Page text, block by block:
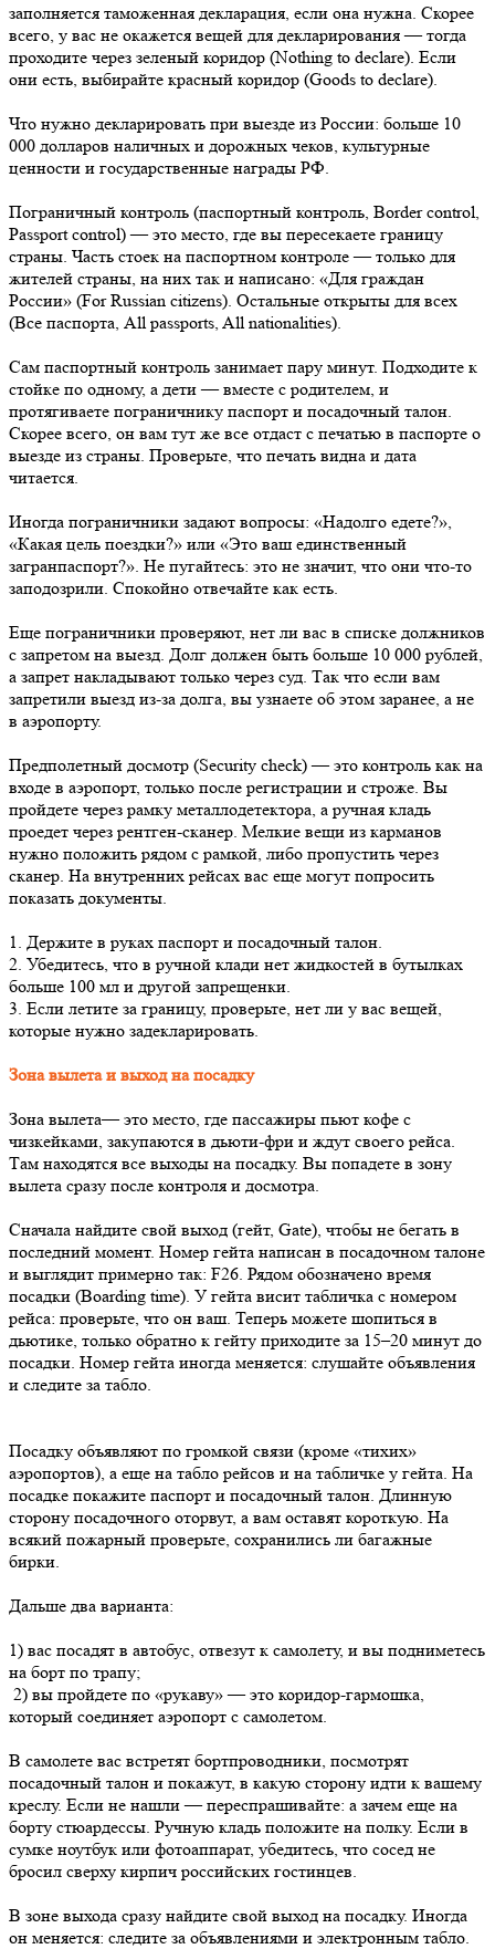
заполняется таможенная декларация, если она нужна. Скорее
всего, у вас не окажется вещей для декларирования — тогда
проходите через зеленый коридор (Nothing to declare). Если
они есть, выбирайте красный коридор (Goods to declare).
Что нужно декларировать при выезде из России: больше 10
000 долларов наличных и дорожных чеков, культурные
ценности и государственные награды РФ.
Пограничный контроль (паспортный контроль, Border control,
Passport control) — это место, где вы пересекаете границу
страны. Часть стоек на паспортном контроле — только для
жителей страны, на них так и написано: «Для граждан
России» (For Russian citizens). Остальные открыты для всех
(Все паспорта, All passports, All nationalities).
Сам паспортный контроль занимает пару минут. Подходите к
стойке по одному, а дети — вместе с родителем, и
протягиваете пограничнику паспорт и посадочный талон.
Скорее всего, он вам тут же все отдаст с печатью в паспорте о
выезде из страны. Проверьте, что печать видна и дата
читается.
Иногда пограничники задают вопросы: «Надолго едете?»,
«Какая цель поездки?» или «Это ваш единственный
загранпаспорт?». Не пугайтесь: это не значит, что они что-то
заподозрили. Спокойно отвечайте как есть.
Еще пограничники проверяют, нет ли вас в списке должников
с запретом на выезд. Долг должен быть больше 10 000 рублей,
а запрет накладывают только через суд. Так что если вам
запретили выезд из-за долга, вы узнаете об этом заранее, а не
в аэропорту.
Предполетный досмотр (Security check) — это контроль как на
входе в аэропорт, только после регистрации и строже. Вы
пройдете через рамку металлодетектора, а ручная кладь
проедет через рентген-сканер. Мелкие вещи из карманов
нужно положить рядом с рамкой, либо пропустить через
сканер. На внутренних рейсах вас еще могут попросить
показать документы.
1. Держите в руках паспорт и посадочный талон.
2. Убедитесь, что в ручной клади нет жидкостей в бутылках
больше 100 мл и другой запрещенки.
3. Если летите за границу, проверьте, нет ли у вас вещей,
которые нужно задекларировать.
Зона вылета и выход на посадку
Зона вылета— это место, где пассажиры пьют кофе с
чизкейками, закупаются в дьюти-фри и ждут своего рейса.
Там находятся все выходы на посадку. Вы попадете в зону
вылета сразу после контроля и досмотра.
Сначала найдите свой выход (гейт, Gate), чтобы не бегать в
последний момент. Номер гейта написан в посадочном талоне
и выглядит примерно так: F26. Рядом обозначено время
посадки (Boarding time). У гейта висит табличка с номером
рейса: проверьте, что он ваш. Теперь можете шопиться в
дьютике, только обратно к гейту приходите за 15–20 минут до
посадки. Номер гейта иногда меняется: слушайте объявления
и следите за табло.
Посадку объявляют по громкой связи (кроме «тихих»
аэропортов), а еще на табло рейсов и на табличке у гейта. На
посадке покажите паспорт и посадочный талон. Длинную
сторону посадочного оторвут, а вам оставят короткую. На
всякий пожарный проверьте, сохранились ли багажные
бирки.
Дальше два варианта:
1) вас посадят в автобус, отвезут к самолету, и вы подниметесь
на борт по трапу;
2) вы пройдете по «рукаву» — это коридор-гармошка,
который соединяет аэропорт с самолетом.
В самолете вас встретят бортпроводники, посмотрят
посадочный талон и покажут, в какую сторону идти к вашему
креслу. Если не нашли — переспрашивайте: а зачем еще на
борту стюардессы. Ручную кладь положите на полку. Если в
сумке ноутбук или фотоаппарат, убедитесь, что сосед не
бросил сверху кирпич российских гостинцев.
В зоне выхода сразу найдите свой выход на посадку. Иногда
он меняется: следите за объявлениями и электронным табло.